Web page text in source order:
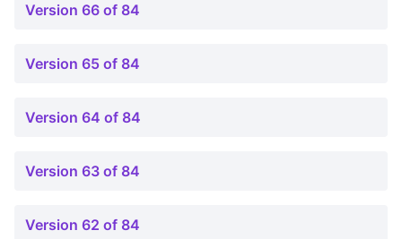
Version 66 of 84
Version 65 of 84
Version 64 of 84
Version 63 of 84
Version 62 of 84